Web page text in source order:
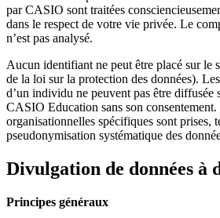
par CASIO sont traitées
dans le respect de votre vie privée. Le
n’est pas analysé.
Aucun identifiant ne peut être placé sur le
de la loi sur la protection des données).
d’un individu ne peuvent pas être diffusée
CASIO Education sans son
organisationnelles spécifiques sont prises,
pseudonymisation systématique des
Divulgation de données à
Principes généraux